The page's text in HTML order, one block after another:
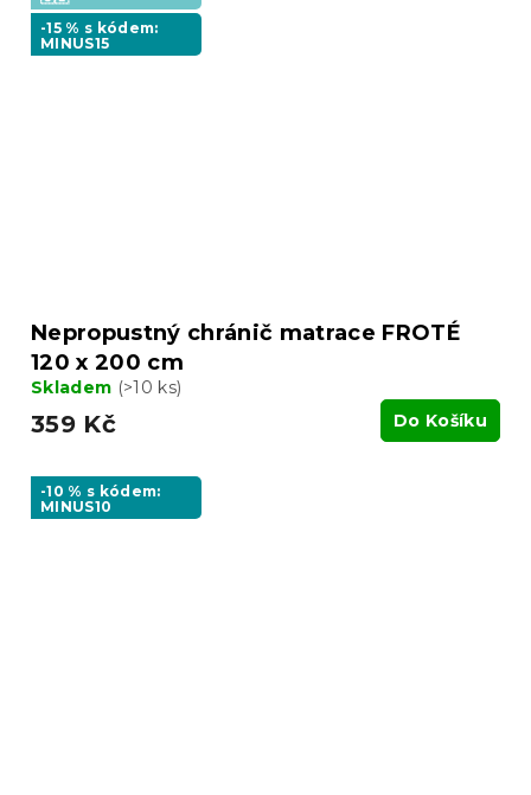
-15 % s kódem:
MINUS15
Nepropustný chránič matrace FROTÉ
120 x 200 cm
Skladem (>10 ks)
359 Kč Do Košíku
-10 % s kódem:
MINUS10